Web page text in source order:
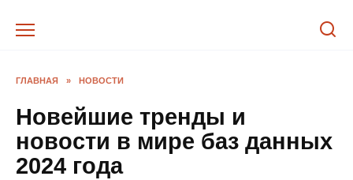
ГЛАВНАЯ » НОВОСТИ
Новейшие тренды и
новости в мире баз данных
2024 года